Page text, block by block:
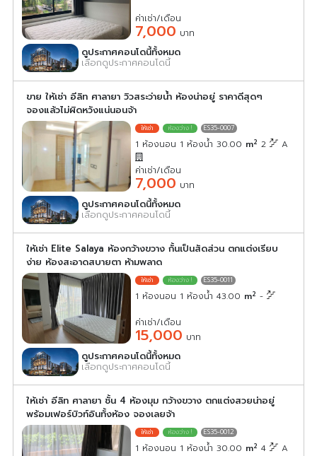
ค่าเช่า/เดือน
7,000 บาท
ดูประกาศคอนโดนี้ทั้งหมด
เลือกดูประกาศคอนโดนี้
ขาย ให้เช่า อีลิท ศาลายา วิวสระว่ายน้ำ ห้องน่าอยู่ ราคาดีสุดๆ
จองแล้วไม่ผิดหวังแน่นอนจ้า
ES35-0007
1 ห้องนอน 1 ห้องน้ำ 30.00 m2 2 A
ค่าเช่า/เดือน
7,000 บาท
ดูประกาศคอนโดนี้ทั้งหมด
เลือกดูประกาศคอนโดนี้
ให้เช่า Elite Salaya ห้องกว้างขวาง กั้นเป็นสัดส่วน ตกแต่งเรียบ
ง่าย ห้องสะอาดสบายตา ห้ามพลาด
ES35-0011
1 ห้องนอน 1 ห้องน้ำ 43.00 m2 -
ค่าเช่า/เดือน
15,000 บาท
ดูประกาศคอนโดนี้ทั้งหมด
เลือกดูประกาศคอนโดนี้
ให้เช่า อีลิท ศาลายา ชั้น 4 ห้องมุม กว้างขวาง ตกแต่งสวยน่าอยู่
พร้อมเฟอร์บิวท์อินทั้งห้อง จองเลยจ้า
ES35-0012
1 ห้องนอน 1 ห้องน้ำ 30.00 m2 4 A